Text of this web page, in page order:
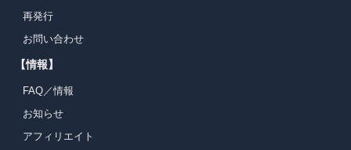
再発行
お問い合わせ
【情報】
FAQ／情報
お知らせ
アフィリエイト